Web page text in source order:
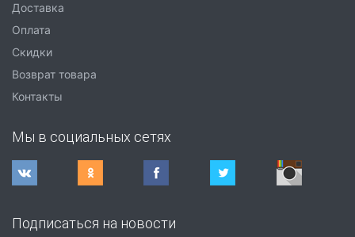
Доставка
Оплата
Скидки
Возврат товара
Контакты
Мы в социальных сетях
Подписаться на новости